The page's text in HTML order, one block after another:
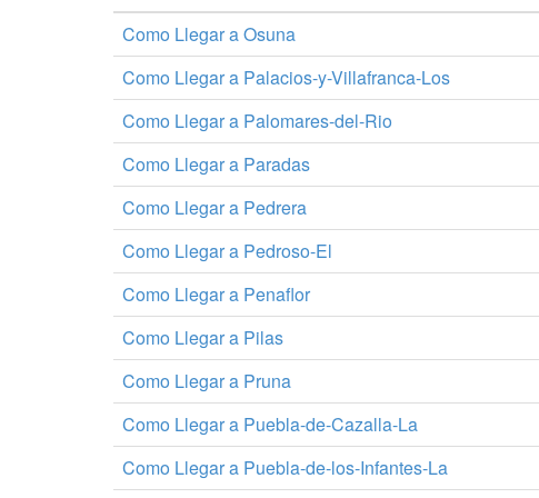
Como Llegar a Osuna
Como Llegar a Palacios-y-Villafranca-Los
Como Llegar a Palomares-del-Rio
Como Llegar a Paradas
Como Llegar a Pedrera
Como Llegar a Pedroso-El
Como Llegar a Penaflor
Como Llegar a Pilas
Como Llegar a Pruna
Como Llegar a Puebla-de-Cazalla-La
Como Llegar a Puebla-de-los-Infantes-La